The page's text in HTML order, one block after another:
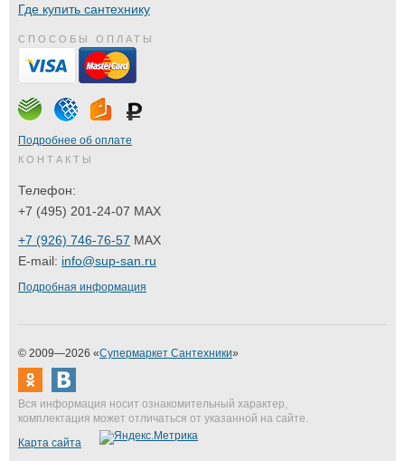
Где купить сантехнику
СПОСОБЫ ОПЛАТЫ
Подробнее об оплате
КОНТАКТЫ
Телефон:
+7 (495) 201-24-07 MAX
+7 (926) 746-76-57 MAX
E-mail: info@sup-san.ru
Подробная информация
© 2009—2026 «Супермаркет Сантехники»
Вся информация носит ознакомительный характер,
комплектация может отличаться от указанной на сайте.
Карта сайта